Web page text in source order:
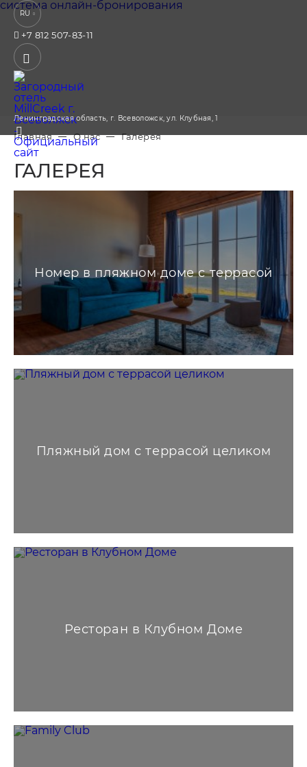
RU
+7 812 507-83-11
Ленинградская область, г. Всеволожск, ул. Клубная, 1
система онлайн-бронирования
Главная О нас Галерея
ГАЛЕРЕЯ
Номер в пляжном доме с террасой
Пляжный дом с террасой целиком
Ресторан в Клубном Доме